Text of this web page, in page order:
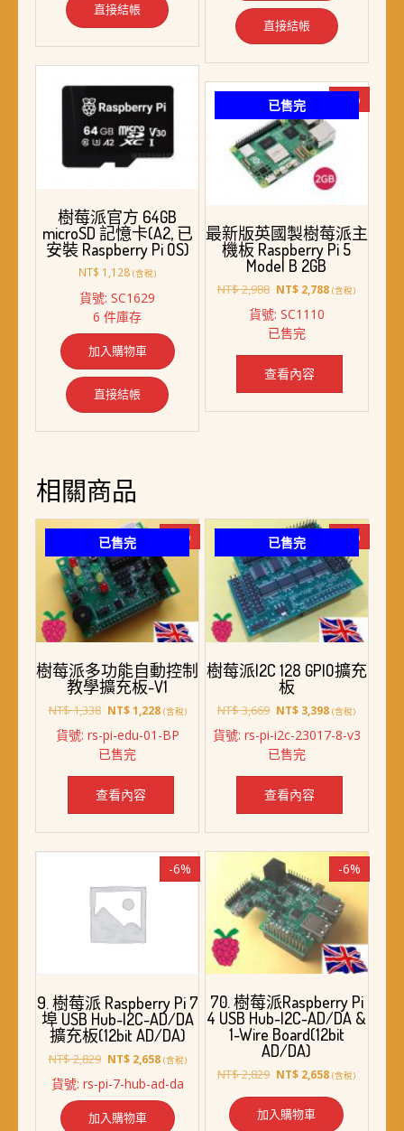
直接結帳
直接結帳
樹莓派官方 64GB
microSD 記憶卡(A2, 已
安裝 Raspberry Pi OS)
NT$ 1,128 (含稅)
貨號: SC1629
6 件庫存
加入購物車
直接結帳
已售完 -7%
最新版英國製樹莓派主
機板 Raspberry Pi 5
Model B 2GB
NT$2,988 原
價
格：
NT$ 2,988。
NT$ 2,788目
NT$ 2,788。
(含稅)
貨號: SC1110
已售完
查看內容
相關商品
已售完 -8%
樹莓派多功能自動控制
教學擴充板-V1
NT$1,338 原
價
格：
NT$ 1,338。
NT$1,228目
價
NT$ 1,228。
(含稅)
貨號: rs-pi-edu-01-BP
已售完
查看內容
已售完 -7%
樹莓派I2C 128 GPIO擴充
板
NT$3,669 原
價
格：
NT$ 3,669。
NT$ 3,398目
價
NT$ 3,398。
(含稅)
貨號: rs-pi-i2c-23017-8-v3
已售完
查看內容
-6%
9. 樹莓派 Raspberry Pi 7
埠 USB Hub-I2C-AD/DA
擴充板(12bit AD/DA)
NT$2,829 原
價
NT$ 2,829。
NT$2,658目
價
格：
NT$ 2,658。
(含稅)
貨號: rs-pi-7-hub-ad-da
加入購物車
-6%
70. 樹莓派Raspberry Pi
4 USB Hub-I2C-AD/DA &
1-Wire Board(12bit
AD/DA)
NT$2,829 原
格：
NT$ 2,658目
價
格：
(含稅)
加入購物車